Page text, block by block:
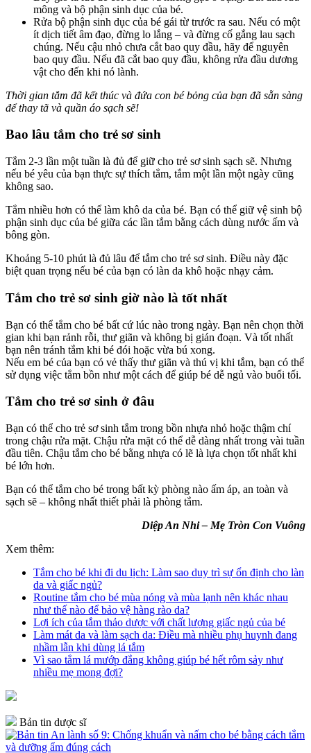
mông và bộ phận sinh dục của bé.
Rửa bộ phận sinh dục của bé gái từ trước ra sau. Nếu có một
ít dịch tiết âm đạo, đừng lo lắng – và đừng cố gắng lau sạch
chúng. Nếu cậu nhỏ chưa cắt bao quy đầu, hãy để nguyên
bao quy đầu. Nếu đã cắt bao quy đầu, không rửa đầu dương
vật cho đến khi nó lành.
Thời gian tắm đã kết thúc và đứa con bé bỏng của bạn đã sẵn sàng
để thay tã và quần áo sạch sẽ!
Bao lâu tắm cho trẻ sơ sinh
Tắm 2-3 lần một tuần là đủ để giữ cho trẻ sơ sinh sạch sẽ. Nhưng
nếu bé yêu của bạn thực sự thích tắm, tắm một lần một ngày cũng
không sao.
Tắm nhiều hơn có thể làm khô da của bé. Bạn có thể giữ vệ sinh bộ
phận sinh dục của bé giữa các lần tắm bằng cách dùng nước ấm và
bông gòn.
Khoảng 5-10 phút là đủ lâu để tắm cho trẻ sơ sinh. Điều này đặc
biệt quan trọng nếu bé của bạn có làn da khô hoặc nhạy cảm.
Tắm cho trẻ sơ sinh giờ nào là tốt nhất
Bạn có thể tắm cho bé bất cứ lúc nào trong ngày. Bạn nên chọn thời
gian khi bạn rảnh rỗi, thư giãn và không bị gián đoạn. Và tốt nhất
bạn nên tránh tắm khi bé đói hoặc vừa bú xong.
Nếu em bé của bạn có vẻ thấy thư giãn và thú vị khi tắm, bạn có thể
sử dụng việc tắm bồn như một cách để giúp bé dễ ngủ vào buổi tối.
Tắm cho trẻ sơ sinh ở đâu
Bạn có thể cho trẻ sơ sinh tắm trong bồn nhựa nhỏ hoặc thậm chí
trong chậu rửa mặt. Chậu rửa mặt có thể dễ dàng nhất trong vài tuần
đầu tiên. Chậu tắm cho bé bằng nhựa có lẽ là lựa chọn tốt nhất khi
bé lớn hơn.
Bạn có thể tắm cho bé trong bất kỳ phòng nào ấm áp, an toàn và
sạch sẽ – không nhất thiết phải là phòng tắm.
Diệp An Nhi – Mẹ Tròn Con Vuông
Xem thêm:
Tắm cho bé khi đi du lịch: Làm sao duy trì sự ổn định cho làn
da và giấc ngủ?
Routine tắm cho bé mùa nóng và mùa lạnh nên khác nhau
như thế nào để bảo vệ hàng rào da?
Lợi ích của tắm thảo dược với chất lượng giấc ngủ của bé
Làm mát da và làm sạch da: Điều mà nhiều phụ huynh đang
nhầm lẫn khi dùng lá tắm
Vì sao tắm lá mướp đắng không giúp bé hết rôm sảy như
nhiều mẹ mong đợi?
Bản tin dược sĩ